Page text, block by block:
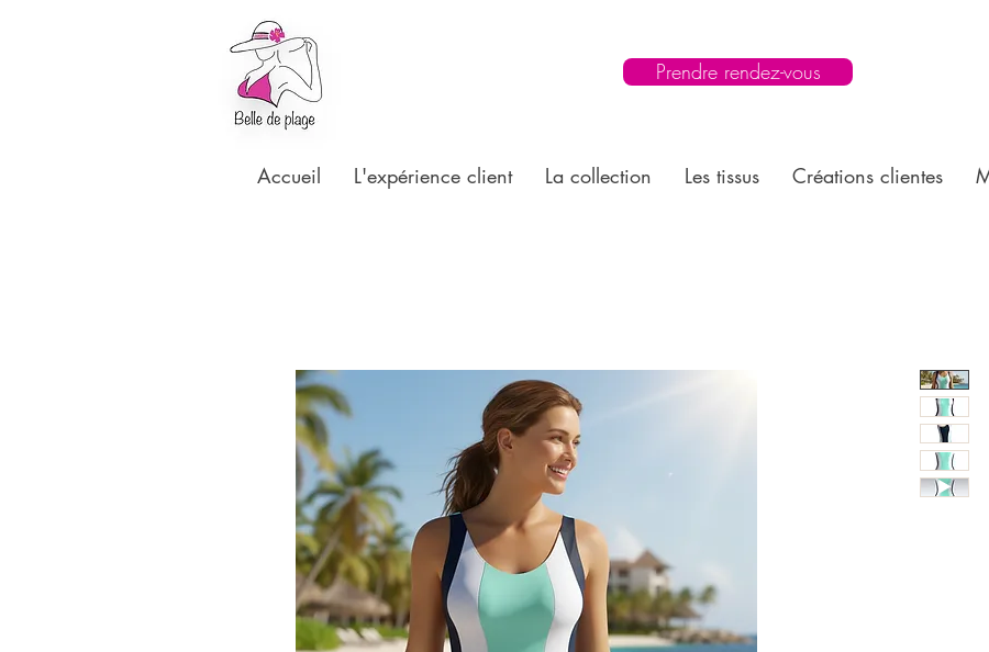
Prendre rendez-vous
Accueil L'expérience client La collection Les tissus Créations clientes